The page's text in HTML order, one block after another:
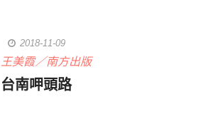
2018-11-09
王美霞／南方出版
台南呷頭路